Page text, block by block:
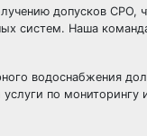
допусков СРО,
систем. Наша
водоснабжения
по